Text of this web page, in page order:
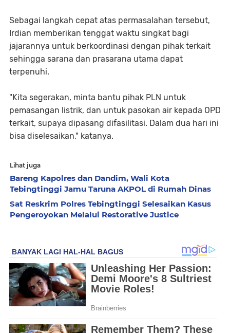
Sebagai langkah cepat atas permasalahan tersebut,
Irdian memberikan tenggat waktu singkat bagi
jajarannya untuk berkoordinasi dengan pihak terkait
sehingga sarana dan prasarana utama dapat
terpenuhi.
"Kita segerakan, minta bantu pihak PLN untuk
pemasangan listrik, dan untuk pasokan air kepada OPD
terkait, supaya dipasang difasilitasi. Dalam dua hari ini
bisa diselesaikan," katanya.
Lihat juga
Bareng Kapolres dan Dandim, Wali Kota
Tebingtinggi Jamu Taruna AKPOL di Rumah Dinas
Sat Reskrim Polres Tebingtinggi Selesaikan Kasus
Pengeroyokan Melalui Restorative Justice